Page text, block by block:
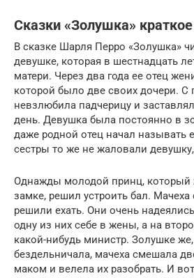
Сказки «Золушка»
В сказке Шарля Перро «Золушка»
девушке, которая в шестнадцать
матери. Через два года ее отец
которой было две своих дочери. С
невзлюбила падчерицу и
день. Девушка была постоянно в
даже родной отец начал называть
сестры то же не жаловали девушку,
Однажды молодой принц,
замке, решил устроить бал.
решили ехать. Они очень
одну из них себе в жены, а на
какой-нибудь министр. Золушке
бездельничала, мачеха смешала
маком и велела их разобрать. И